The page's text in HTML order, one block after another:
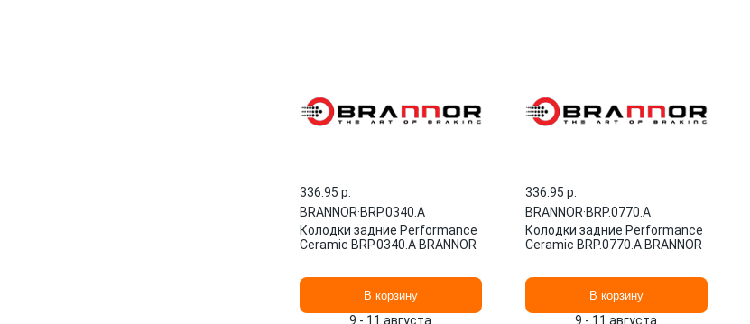
336.95 p.
BRANNOR·BRP.0340.A
Колодки задние Performance
Ceramic BRP.0340.A BRANNOR
В корзину
9 - 11 августа
336.95 p.
BRANNOR·BRP.0770.A
Колодки задние Performance
Ceramic BRP.0770.A BRANNOR
В корзину
9 - 11 августа